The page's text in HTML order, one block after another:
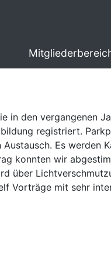
in den vergangenen
registriert.
Es werden
konnten wir
über
Vorträge mit sehr